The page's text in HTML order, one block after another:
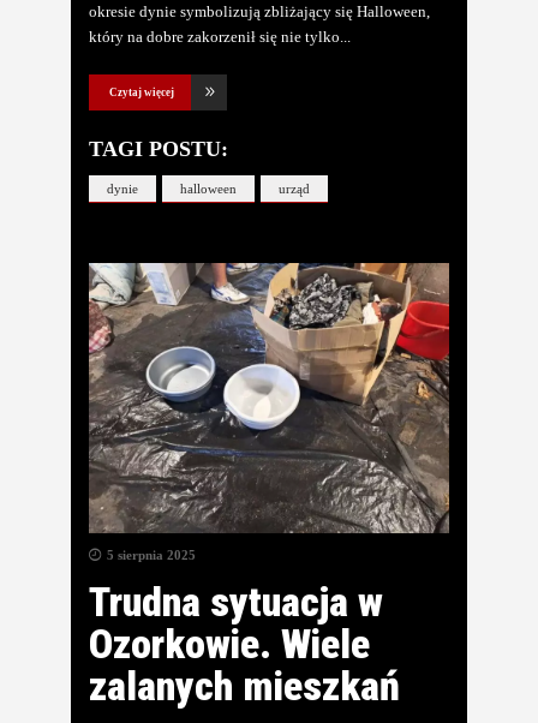
okresie dynie symbolizują zbliżający się Halloween,
który na dobre zakorzenił się nie tylko
Czytaj więcej
TAGI POSTU:
dynie halloween urząd
5 sierpnia 2025
Trudna sytuacja w
Ozorkowie. Wiele
zalanych mieszkań